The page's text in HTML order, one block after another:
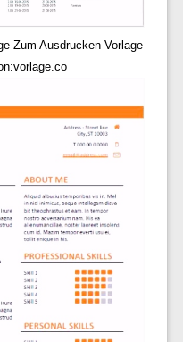
Zum Ausdrucken Vorlage